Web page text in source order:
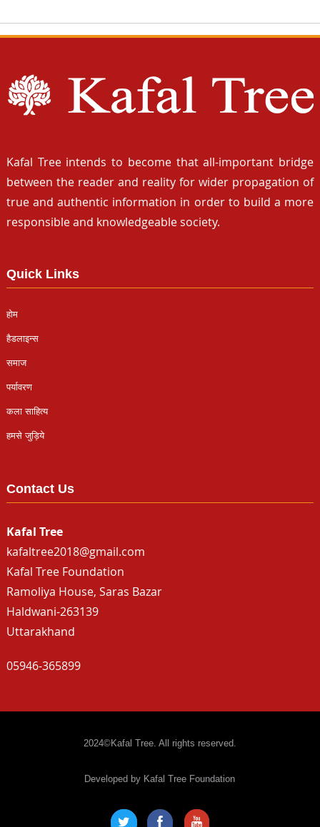
Kafal Tree intends to become that all-important bridge
between the reader and reality for wider propagation of
true and authentic information in order to build a more
responsible and knowledgeable society.
Quick Links
होम
हैडलाइन्स
समाज
पर्यावरण
कला साहित्य
हमसे जुड़िये
Contact Us
Kafal Tree
kafaltree2018@gmail.com
Kafal Tree Foundation
Ramoliya House, Saras Bazar
Haldwani-263139
Uttarakhand
05946-365899
2024©Kafal Tree. All rights reserved.
Developed by Kafal Tree Foundation